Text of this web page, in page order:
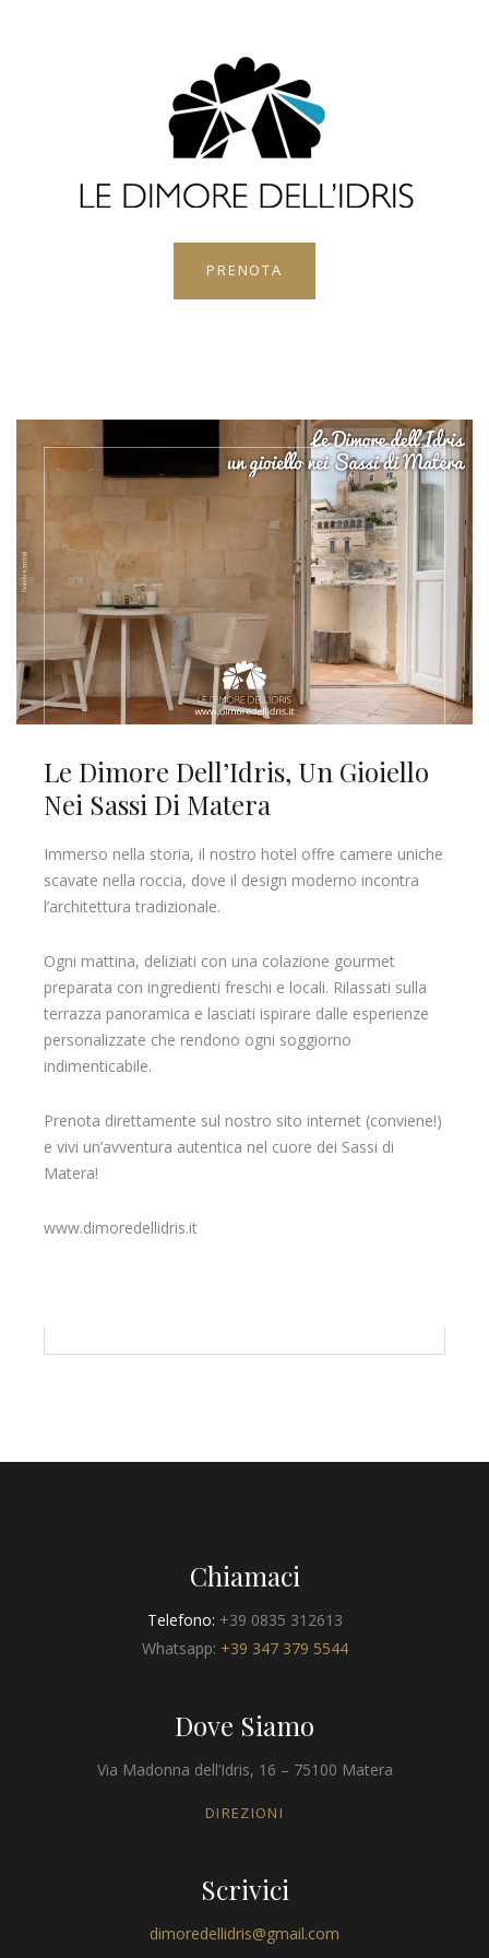
PRENOTA
Le Dimore Dell’Idris, Un Gioiello
Nei Sassi Di Matera
Immerso nella storia, il nostro hotel offre camere uniche
scavate nella roccia, dove il design moderno incontra
l’architettura tradizionale.
Ogni mattina, deliziati con una colazione gourmet
preparata con ingredienti freschi e locali. Rilassati sulla
terrazza panoramica e lasciati ispirare dalle esperienze
personalizzate che rendono ogni soggiorno
indimenticabile.
Prenota direttamente sul nostro sito internet (conviene!)
e vivi un’avventura autentica nel cuore dei Sassi di
Matera!
www.dimoredellidris.it
Chiamaci
Telefono: +39 0835 312613
Whatsapp: +39 347 379 5544
Dove Siamo
Via Madonna dell’Idris, 16 – 75100 Matera
DIREZIONI
Scrivici
dimoredellidris@gmail.com